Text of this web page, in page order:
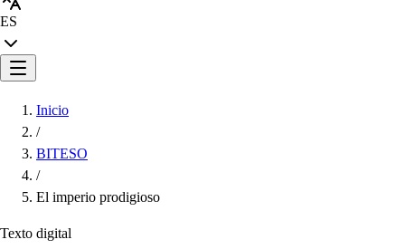
ES
Inicio
/
BITESO
/
El imperio prodigioso
Texto digital